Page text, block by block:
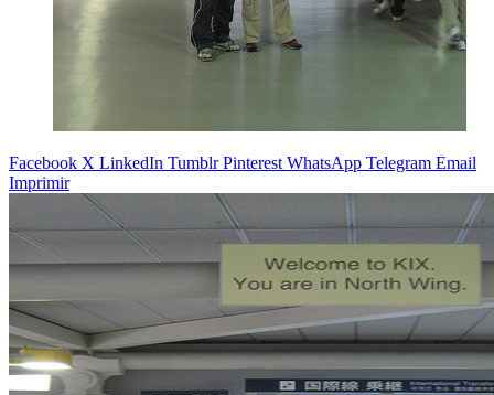
Facebook X LinkedIn Tumblr Pinterest WhatsApp Telegram Email
Imprimir